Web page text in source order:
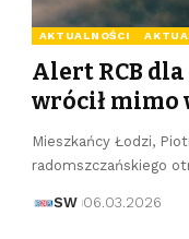
AKTUALNOŚCI
Alert RCB
wrócił mimo
Mieszkańcy Łodzi,
radomszczańskiego
SW 06.03.2026